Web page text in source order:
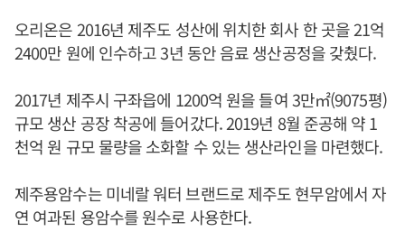
오리온은 2016년 제주도 성산에 위치한 회사 한 곳을 21억
2400만 원에 인수하고 3년 동안 음료 생산공정을 갖췄다.
2017년 제주시 구좌읍에 1200억 원을 들여 3만㎡(9075평)
규모 생산 공장 착공에 들어갔다. 2019년 8월 준공해 약 1
천억 원 규모 물량을 소화할 수 있는 생산라인을 마련했다.
제주용암수는 미네랄 워터 브랜드로 제주도 현무암에서 자
연 여과된 용암수를 원수로 사용한다.